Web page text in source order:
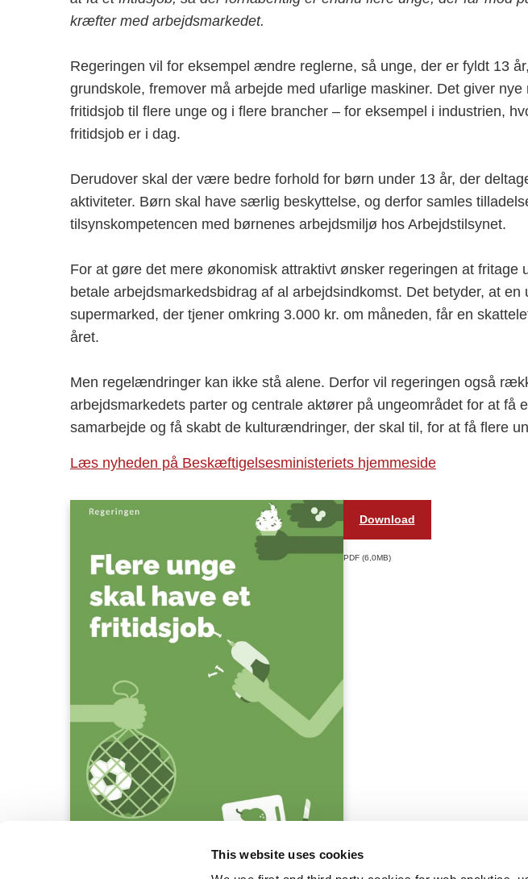
This website uses cookies
kræfter med arbejdsmarkedet.
Regeringen vil for eksempel ændre reglerne, så unge, der er fyldt 13
grundskole, fremover må arbejde med ufarlige maskiner. Det giver
fritidsjob til flere unge og i flere brancher – for eksempel i industrien,
fritidsjob er i dag.
Derudover skal der være bedre forhold for børn under 13 år, der
aktiviteter. Børn skal have særlig beskyttelse, og derfor samles
tilsynskompetencen med børnenes arbejdsmiljø hos Arbejdstilsynet.
For at gøre det mere økonomisk attraktivt ønsker regeringen at fritage
betale arbejdsmarkedsbidrag af al arbejdsindkomst. Det betyder, at en
supermarked, der tjener omkring 3.000 kr. om måneden, får en
året.
Men regelændringer kan ikke stå alene. Derfor vil regeringen også
arbejdsmarkedets parter og centrale aktører på ungeområdet for at få
samarbejde og få skabt de kulturændringer, der skal til, for at få flere
Læs nyheden på Beskæftigelsesministeriets hjemmeside
Download
PDF 6,0MB